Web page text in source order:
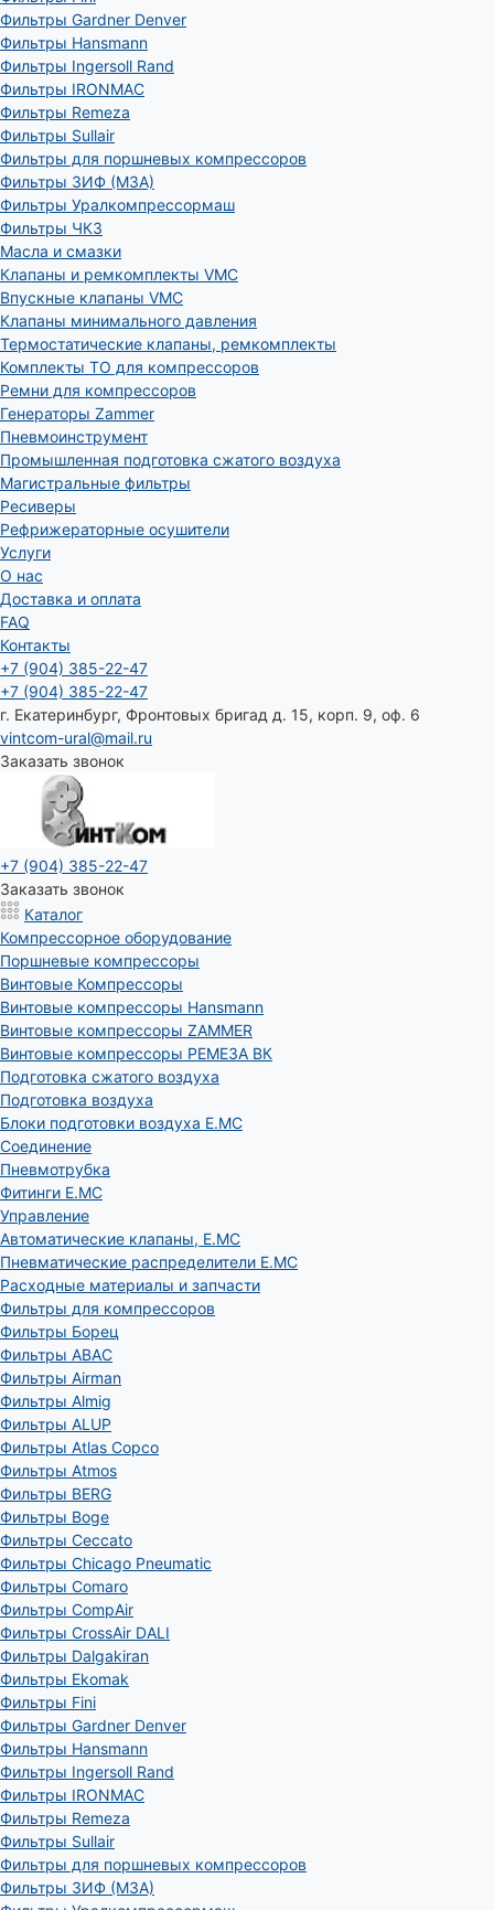
Фильтры Gardner Denver
Фильтры Hansmann
Фильтры Ingersoll Rand
Фильтры IRONMAC
Фильтры Remeza
Фильтры Sullair
Фильтры для поршневых компрессоров
Фильтры ЗИФ (МЗА)
Фильтры Уралкомпрессормаш
Фильтры ЧКЗ
Масла и смазки
Клапаны и ремкомплекты VMC
Впускные клапаны VMC
Клапаны минимального давления
Термостатические клапаны, ремкомплекты
Комплекты ТО для компрессоров
Ремни для компрессоров
Генераторы Zammer
Пневмоинструмент
Промышленная подготовка сжатого воздуха
Магистральные фильтры
Ресиверы
Рефрижераторные осушители
Услуги
О нас
Доставка и оплата
FAQ
Контакты
+7 (904) 385-22-47
+7 (904) 385-22-47
г. Екатеринбург, Фронтовых бригад д. 15, корп. 9, оф. 6
vintcom-ural@mail.ru
Заказать звонок
+7 (904) 385-22-47
Заказать звонок
Каталог
Компрессорное оборудование
Поршневые компрессоры
Винтовые Компрессоры
Винтовые компрессоры Hansmann
Винтовые компрессоры ZAMMER
Винтовые компрессоры РЕМЕЗА ВК
Подготовка сжатого воздуха
Подготовка воздуха
Блоки подготовки воздуха E.MC
Соединение
Пневмотрубка
Фитинги E.MC
Управление
Автоматические клапаны, Е.МС
Пневматические распределители E.MC
Расходные материалы и запчасти
Фильтры для компрессоров
Фильтры Борец
Фильтры ABAC
Фильтры Airman
Фильтры Almig
Фильтры ALUP
Фильтры Atlas Copco
Фильтры Atmos
Фильтры BERG
Фильтры Boge
Фильтры Ceccato
Фильтры Chicago Pneumatic
Фильтры Comaro
Фильтры CompAir
Фильтры CrossAir DALI
Фильтры Dalgakiran
Фильтры Ekomak
Фильтры Fini
Фильтры Gardner Denver
Фильтры Hansmann
Фильтры Ingersoll Rand
Фильтры IRONMAC
Фильтры Remeza
Фильтры Sullair
Фильтры для поршневых компрессоров
Фильтры ЗИФ (МЗА)